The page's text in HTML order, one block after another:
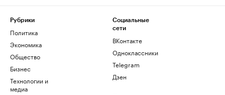
Рубрики
Политика
Экономика
Общество
Бизнес
Технологии и
медиа
Социальные
сети
ВКонтакте
Одноклассники
Telegram
Дзен